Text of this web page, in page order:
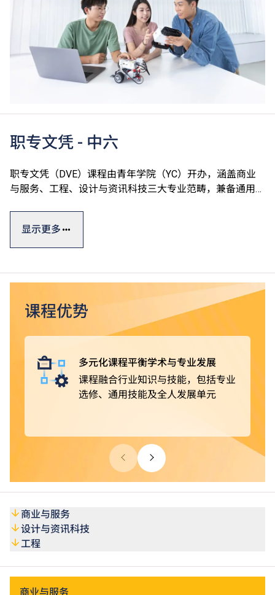
职专文凭 - 中六
职专文凭（DVE）课程由青年学院（YC）开办，涵盖商业
与服务、工程、设计与资讯科技三大专业范畴，兼备通用技
职专文凭课程一般修读期为一年，部份单元以中文授课及评
用指标，资历广获认可。
毕业生可升读VTC高级文凭课程
，升读相关课程更有机会
获豁免修读部分课程单元
。完成课程后，可选择投身业
界，亦可继续进修，取得更高学历。
显示更多
课程优势
多元化课程平衡学术与专业发展
课程融合行业知识与技能，包括专业
选修、通用技能及全人发展单元
商业与服务
设计与资讯科技
工程
商业与服务